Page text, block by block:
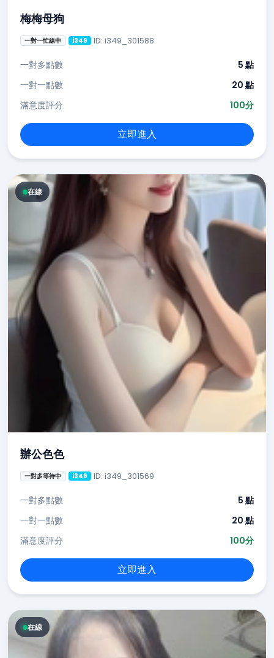
梅梅母狗
一對一忙線中 i349 ID: i349_301588
一對多點數
5 點
一對一點數
20 點
滿意度評分
100分
立即進入
在線
辦公色色
一對多等待中 i349 ID: i349_301569
一對多點數
5 點
一對一點數
20 點
滿意度評分
100分
立即進入
在線